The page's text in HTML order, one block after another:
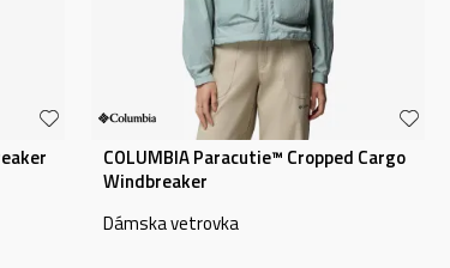
COLUMBIA Paracutie™ Cropped Cargo
Windbreaker
Dámska vetrovka